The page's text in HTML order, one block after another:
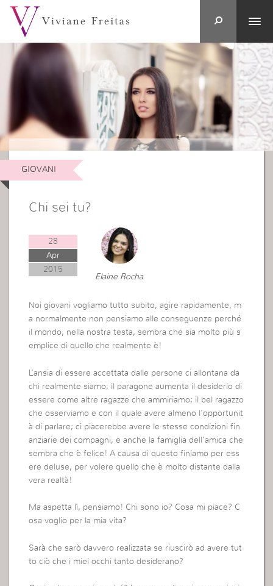
GIOVANI
Chi sei tu?
28
Apr
2015
Elaine Rocha
Noi giovani vogliamo tutto subito, agire rapidamente, m
a normalmente non pensiamo alle conseguenze perché
il mondo, nella nostra testa, sembra che sia molto più s
emplice di quello che realmente è!
L’ansia di essere accettata dalle persone ci allontana da
chi realmente siamo; il paragone aumenta il desiderio di
essere come altre ragazze che ammiriamo; il bel ragazzo
che osserviamo e con il quale avere almeno l’opportunit
à di parlare; ci piacerebbe avere le stesse condizioni fin
anziarie dei compagni, e anche la famiglia dell’amica che
sembra che è felice! A causa di questo finiamo per ess
ere deluse, per volere quello che è molto distante dalla
vera realtà!
Ma aspetta lì, pensiamo! Chi sono io? Cosa mi piace? C
osa voglio per la mia vita?
Sarà che sarò davvero realizzata se riuscirò ad avere tut
to ciò che i miei occhi tanto desiderano?